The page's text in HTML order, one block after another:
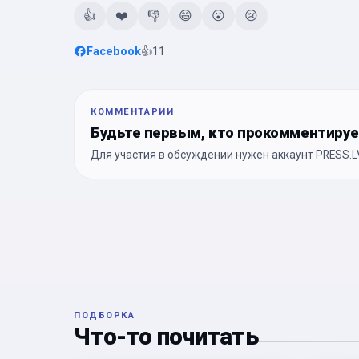
👍 ❤️ 👎 😄 😮 😢
Facebook👍11
КОММЕНТАРИИ
Будьте первым, кто
Для участия в обсуждении нужен аккаунт
ПОДБОРКА
Что-то почитать